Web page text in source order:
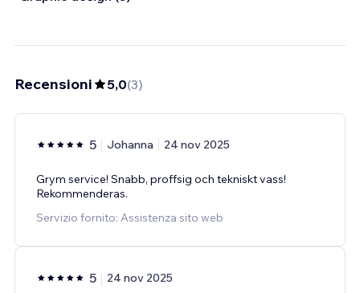
Recensioni 5,0(3)
5 Johanna 24 nov 2025
Grym service! Snabb, proffsig och tekniskt vass!
Rekommenderas.
Servizio fornito: Assistenza sito web
5 24 nov 2025